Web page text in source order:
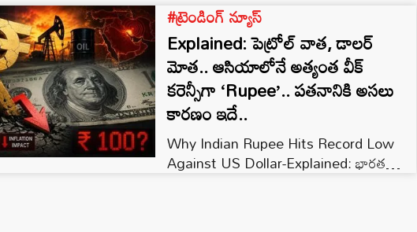
#ట్రెండింగ్ న్యూస్
Explained: పెట్రోల్ వాత, డాలర్
మోత.. ఆసియాలోనే అత్యంత వీక్
కరెన్సీగా ‘Rupee’.. పతనానికి అసలు
కారణం ఇదే..
Why Indian Rupee Hits Record Low
Against US Dollar-Explained: భారత